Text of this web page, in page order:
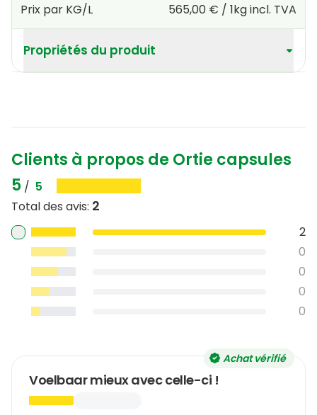
Prix par KG/L 565,00 € / 1kgincl. TVA
Propriétés du produit
Clients à propos de Ortie capsules
5 / 5
Total des avis: 2
2
0
0
0
0
Achat vérifié
Voelbaar mieux avec celle-ci !